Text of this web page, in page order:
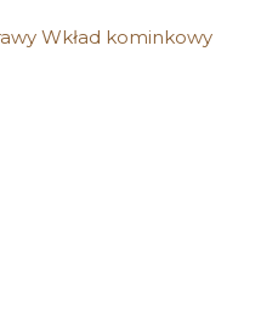
Wkład kominkowy